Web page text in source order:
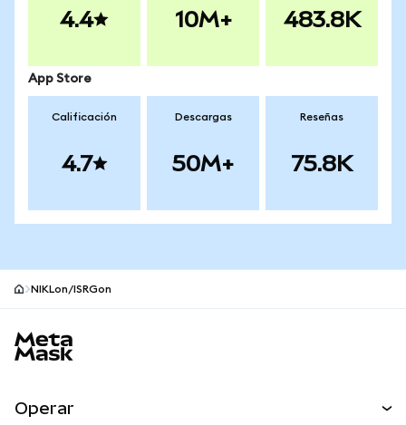
4.4 10M+ 483.8K
App Store
Calificación
4.7
Descargas
50M+
Reseñas
75.8K
NIKLon/ISRGon
Operar